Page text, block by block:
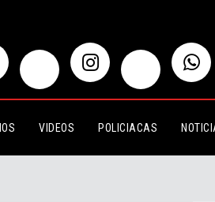
VIDEOS POLICIACAS
Tizapán El Alto